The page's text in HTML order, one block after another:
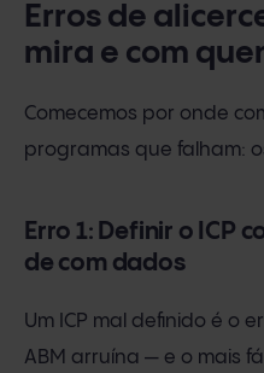
Erros de
mira e com
Comecemos por onde
programas que falham:
Erro 1: Definir o ICP
de com dados
Um ICP mal definido é o
ABM arruína — e o mais